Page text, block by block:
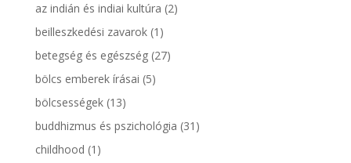
az indián és indiai kultúra (2)
beilleszkedési zavarok(1)
betegség és egészség(27)
bölcs emberek írásai (5)
bölcsességek(13)
buddhizmus és pszichológia (31)
childhood (1)